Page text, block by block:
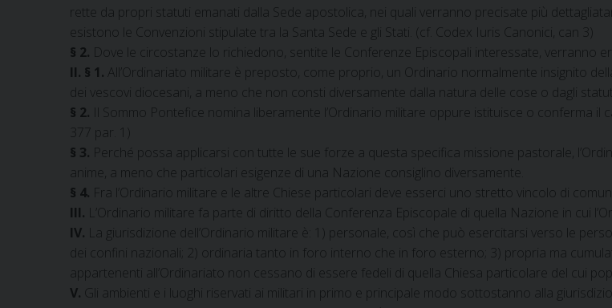
rette da propri statuti emanati dalla Sede apostolica, nei quali verranno precisate più
esistono le Convenzioni stipulate tra la Santa Sede e gli Stati. (cf. Codex Iuris Canonici, can 3)
§ 2. Dove le circostanze lo richiedono, sentite le Conferenze Episcopali interessate, verranno
II. § 1. All’Ordinariato militare è preposto, come proprio, un Ordinario normalmente insignito
dei vescovi diocesani, a meno che non consti diversamente dalla natura delle cose o dagli
§ 2. Il Sommo Pontefice nomina liberamente l’Ordinario militare oppure istituisce o conferma il
377 par. 1)
§ 3. Perché possa applicarsi con tutte le sue forze a questa specifica missione pastorale,
anime, a meno che particolari esigenze di una Nazione consiglino diversamente.
§ 4. Fra l’Ordinario militare e le altre Chiese particolari deve esserci uno stretto vincolo di
III. L’Ordinario militare fa parte di diritto della Conferenza Episcopale di quella Nazione in cui
IV. La giurisdizione dell’Ordinario militare è: 1) personale, così che può esercitarsi verso le
dei confini nazionali; 2) ordinaria tanto in foro interno che in foro esterno; 3) propria ma
appartenenti all’Ordinariato non cessano di essere fedeli di quella Chiesa particolare del cui
V. Gli ambienti e i luoghi riservati ai militari in primo e principale modo sottostanno alla